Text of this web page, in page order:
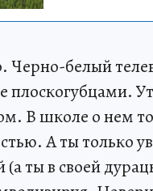
Черно-белый
плоскогубцами.
В школе о нем
А ты только
ты в своей